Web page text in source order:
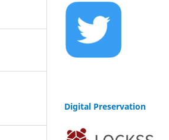
Digital Preservation